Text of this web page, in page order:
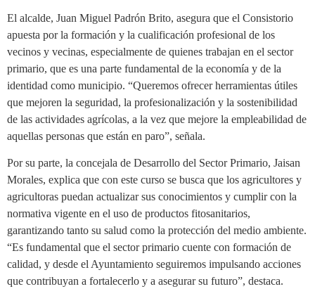
El alcalde, Juan Miguel Padrón Brito, asegura que el Consistorio
apuesta por la formación y la cualificación profesional de los
vecinos y vecinas, especialmente de quienes trabajan en el sector
primario, que es una parte fundamental de la economía y de la
identidad como municipio. “Queremos ofrecer herramientas útiles
que mejoren la seguridad, la profesionalización y la sostenibilidad
de las actividades agrícolas, a la vez que mejore la empleabilidad de
aquellas personas que están en paro”, señala.
Por su parte, la concejala de Desarrollo del Sector Primario, Jaisan
Morales, explica que con este curso se busca que los agricultores y
agricultoras puedan actualizar sus conocimientos y cumplir con la
normativa vigente en el uso de productos fitosanitarios,
garantizando tanto su salud como la protección del medio ambiente.
“Es fundamental que el sector primario cuente con formación de
calidad, y desde el Ayuntamiento seguiremos impulsando acciones
que contribuyan a fortalecerlo y a asegurar su futuro”, destaca.